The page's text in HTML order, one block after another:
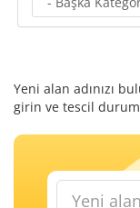
Yeni alan adınızı
girin ve tescil